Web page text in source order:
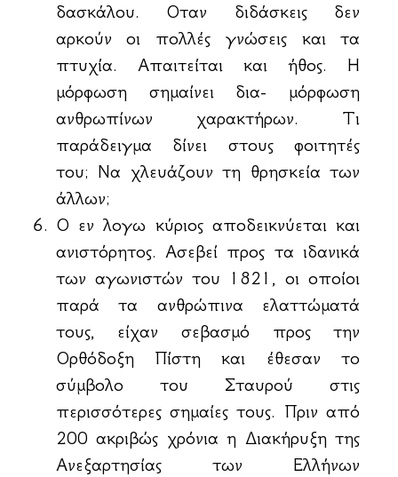
δασκάλου. Οταν διδάσκεις δεν
αρκούν οι πολλές γνώσεις και τα
πτυχία. Απαιτείται και ήθος. Η
μόρφωση σημαίνει δια- μόρφωση
ανθρωπίνων χαρακτήρων. Τι
παράδειγμα δίνει στους φοιτητές
του; Να χλευάζουν τη θρησκεία των
άλλων;
Ο εν λογω κύριος αποδεικνύεται και
ανιστόρητος. Ασεβεί προς τα ιδανικά
των αγωνιστών του 1821, οι οποίοι
παρά τα ανθρώπινα ελαττώματά
τους, είχαν σεβασμό προς την
Ορθόδοξη Πίστη και έθεσαν το
σύμβολο του Σταυρού στις
περισσότερες σημαίες τους. Πριν από
200 ακριβώς χρόνια η Διακήρυξη της
Ανεξαρτησίας των Ελλήνων